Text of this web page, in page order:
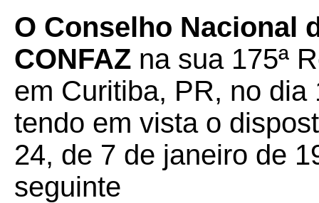
O Conselho Nacional
CONFAZ na sua 175ª
em Curitiba, PR, no
tendo em vista o
24, de 7 de janeiro de
seguinte